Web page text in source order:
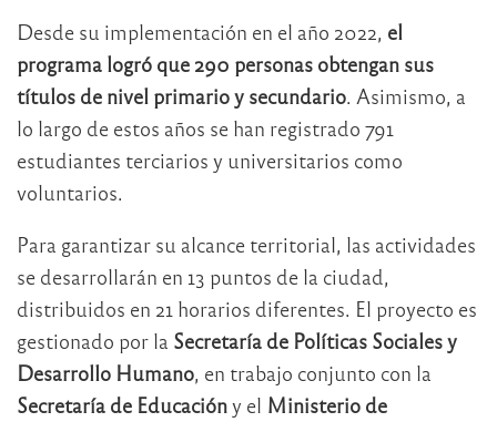
Desde su implementación en el año 2022, el
programa logró que 290 personas obtengan sus
títulos de nivel primario y secundario . Asimismo, a
lo largo de estos años se han registrado 791
estudiantes terciarios y universitarios como
voluntarios.
Para garantizar su alcance territorial, las actividades
se desarrollarán en 13 puntos de la ciudad,
distribuidos en 21 horarios diferentes. El proyecto es
gestionado por la Secretaría de Políticas Sociales y
Desarrollo Humano , en trabajo conjunto con la
Secretaría de Educacióny el Ministerio de